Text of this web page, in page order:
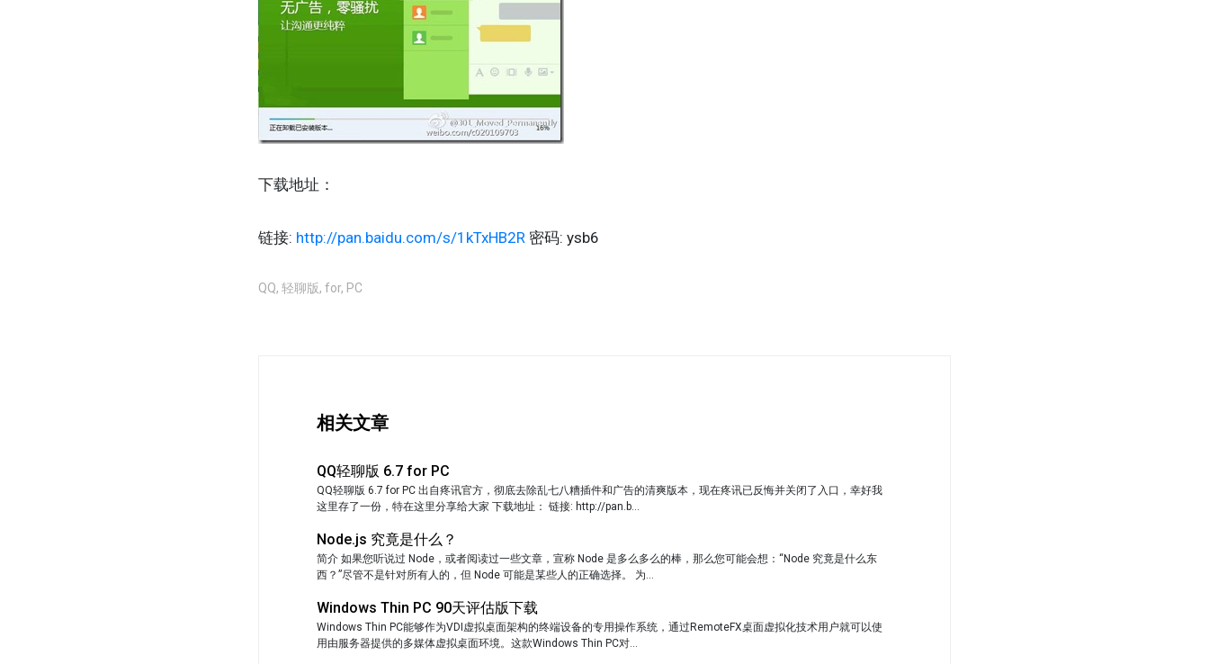
下载地址：
链接: http://pan.baidu.com/s/1kTxHB2R 密码: ysb6
QQ, 轻聊版, for, PC
相关文章
QQ轻聊版 6.7 for PC
QQ轻聊版 6.7 for PC 出自疼讯官方，彻底去除乱七八糟插件和广告的清爽版本，现在疼讯已反悔并关闭了入口，幸好我
这里存了一份，特在这里分享给大家 下载地址： 链接: http://pan.b...
Node.js 究竟是什么？
简介 如果您听说过 Node，或者阅读过一些文章，宣称 Node 是多么多么的棒，那么您可能会想：“Node 究竟是什么东
西？”尽管不是针对所有人的，但 Node 可能是某些人的正确选择。 为...
Windows Thin PC 90天评估版下载
Windows Thin PC能够作为VDI虚拟桌面架构的终端设备的专用操作系统，通过RemoteFX桌面虚拟化技术用户就可以使
用由服务器提供的多媒体虚拟桌面环境。这款Windows Thin PC对...